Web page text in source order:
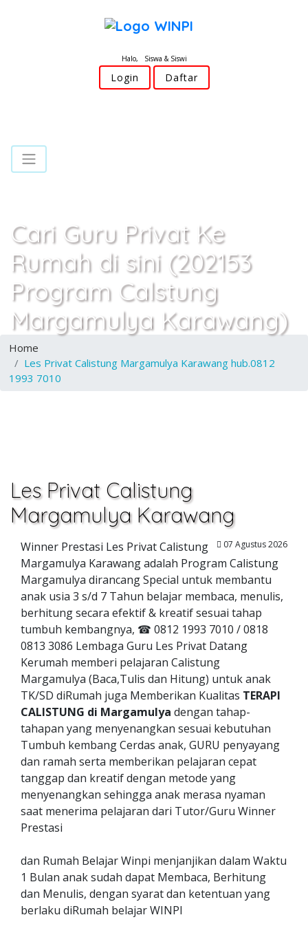
Halo, Siswa & Siswi
Login Daftar
Cari Guru Privat Ke
Rumah di sini (202153
Program Calstung
Margamulya Karawang)
Home
Les Privat Calistung Margamulya Karawang hub.0812
1993 7010
Les Privat Calistung
Margamulya Karawang
07 Agustus 2026
Winner Prestasi Les Privat Calistung
Margamulya Karawang adalah Program Calistung
Margamulya dirancang Special untuk membantu
anak usia 3 s/d 7 Tahun belajar membaca, menulis,
berhitung secara efektif & kreatif sesuai tahap
tumbuh kembangnya, ☎ 0812 1993 7010 / 0818
0813 3086 Lembaga Guru Les Privat Datang
Kerumah memberi pelajaran Calistung
Margamulya (Baca,Tulis dan Hitung) untuk anak
TK/SD diRumah juga Memberikan Kualitas TERAPI
CALISTUNG di Margamulya dengan tahap-
tahapan yang menyenangkan sesuai kebutuhan
Tumbuh kembang Cerdas anak, GURU penyayang
dan ramah serta memberikan pelajaran cepat
tanggap dan kreatif dengan metode yang
menyenangkan sehingga anak merasa nyaman
saat menerima pelajaran dari Tutor/Guru Winner
Prestasi
dan Rumah Belajar Winpi menjanjikan dalam Waktu
1 Bulan anak sudah dapat Membaca, Berhitung
dan Menulis, dengan syarat dan ketentuan yang
berlaku diRumah belajar WINPI